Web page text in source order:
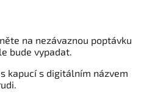
na nezávaznou poptávku
bude vypadat.
kapucís digitálním názvem